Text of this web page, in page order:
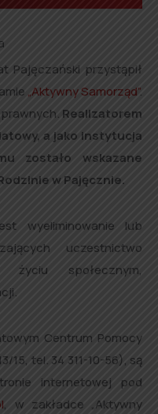
Pajęczański przystąpił
„Aktywny Samorząd”.
Realizatorem
a jako instytucja
zostało wskazane
w Pajęcznie.
wyeliminowanie lub
uczestnictwo
społecznym,
Centrum Pomocy
15, tel. 34 311-10-56), są
internetowej pod
, w zakładce „Aktywny